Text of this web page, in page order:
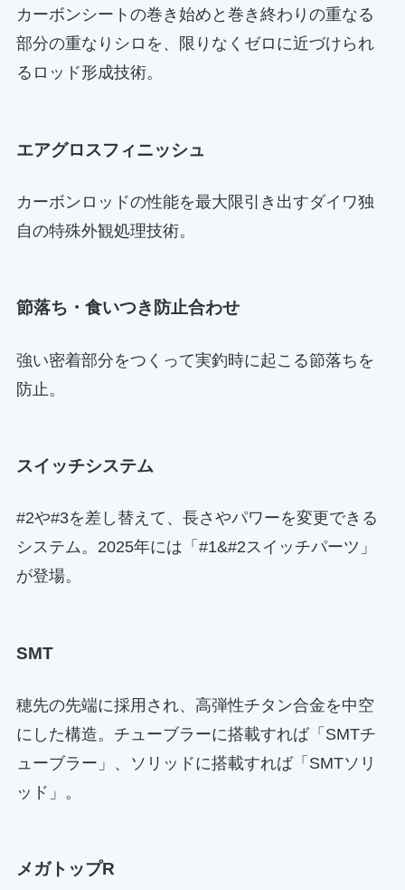
カーボンシートの巻き始めと巻き終わりの重なる
部分の重なりシロを、限りなくゼロに近づけられ
るロッド形成技術。
エアグロスフィニッシュ
カーボンロッドの性能を最大限引き出すダイワ独
自の特殊外観処理技術。
節落ち・食いつき防止合わせ
強い密着部分をつくって実釣時に起こる節落ちを
防止。
スイッチシステム
#2や#3を差し替えて、長さやパワーを変更できる
システム。2025年には「#1&#2スイッチパーツ」
が登場。
SMT
穂先の先端に採用され、高弾性チタン合金を中空
にした構造。チューブラーに搭載すれば「SMTチ
ューブラー」、ソリッドに搭載すれば「SMTソリ
ッド」。
メガトップR